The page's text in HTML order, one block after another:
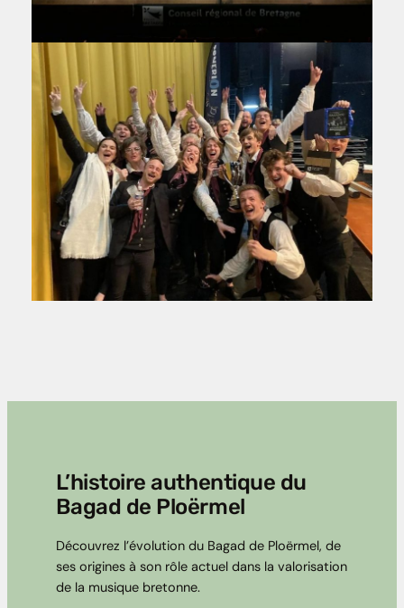
L’histoire authentique du
Bagad de Ploërmel
Découvrez l’évolution du Bagad de Ploërmel, de
ses origines à son rôle actuel dans la valorisation
de la musique bretonne.